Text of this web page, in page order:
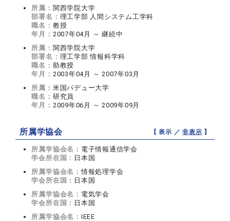
所属： 関西学院大学
部署名： 理工学部 人間システム工学科
職名： 教授
年月： 2007年04月 ～ 継続中
所属： 関西学院大学
部署名： 理工学部 情報科学科
職名： 助教授
年月： 2003年04月 ～ 2007年03月
所属： 米国パデュー大学
職名： 研究員
年月： 2009年06月 ～ 2009年09月
所属学協会 【 表示 ／非表示 】
所属学協会名： 電子情報通信学会
学会所在国： 日本国
所属学協会名：情報処理学会
学会所在国： 日本国
所属学協会名： 電気学会
学会所在国： 日本国
所属学協会名： IEEE